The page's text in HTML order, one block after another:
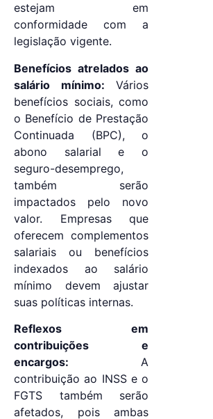
estejam em
conformidade com a
legislação vigente.
Benefícios atrelados ao
salário mínimo: Vários
benefícios sociais, como
o Benefício de Prestação
Continuada (BPC), o
abono salarial e o
seguro-desemprego,
também serão
impactados pelo novo
valor. Empresas que
oferecem complementos
salariais ou benefícios
indexados ao salário
mínimo devem ajustar
suas políticas internas.
Reflexos em
contribuições e
encargos: A
contribuição ao INSS e o
FGTS também serão
afetados, pois ambas